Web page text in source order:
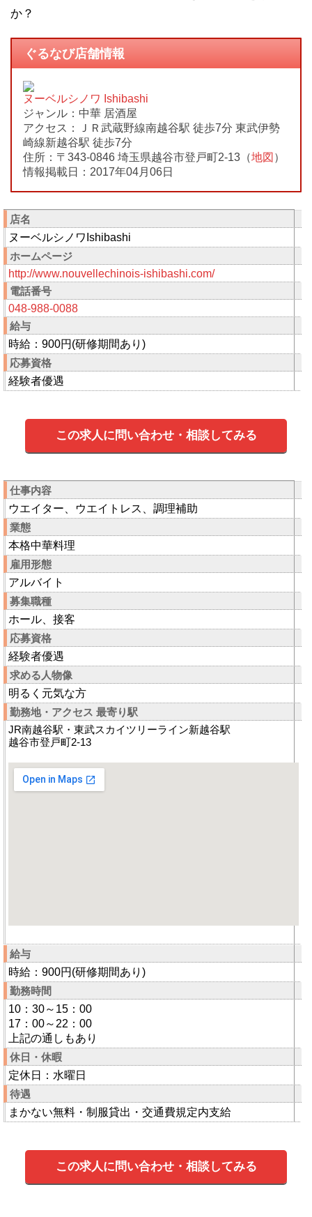
か？
ぐるなび店舗情報
ヌーベルシノワ Ishibashi
ジャンル：中華 居酒屋
アクセス：ＪＲ武蔵野線南越谷駅 徒歩7分 東武伊勢
崎線新越谷駅 徒歩7分
住所：〒343-0846 埼玉県越谷市登戸町2-13（地図 ）
情報掲載日：2017年04月06日
店名
ヌーベルシノワIshibashi
ホームページ
http://www.nouvellechinois-ishibashi.com/
電話番号
048-988-0088
給与
時給：900円(研修期間あり)
応募資格
経験者優遇
この求人に問い合わせ・相談してみる
仕事内容
ウエイター、ウエイトレス、調理補助
業態
本格中華料理
雇用形態
アルバイト
募集職種
ホール、接客
応募資格
経験者優遇
求める人物像
明るく元気な方
勤務地・アクセス 最寄り駅
JR南越谷駅・東武スカイツリーライン新越谷駅
越谷市登戸町2-13
給与
時給：900円(研修期間あり)
勤務時間
10：30～15：00
17：00～22：00
上記の通しもあり
休日・休暇
定休日：水曜日
待遇
まかない無料・制服貸出・交通費規定内支給
この求人に問い合わせ・相談してみる